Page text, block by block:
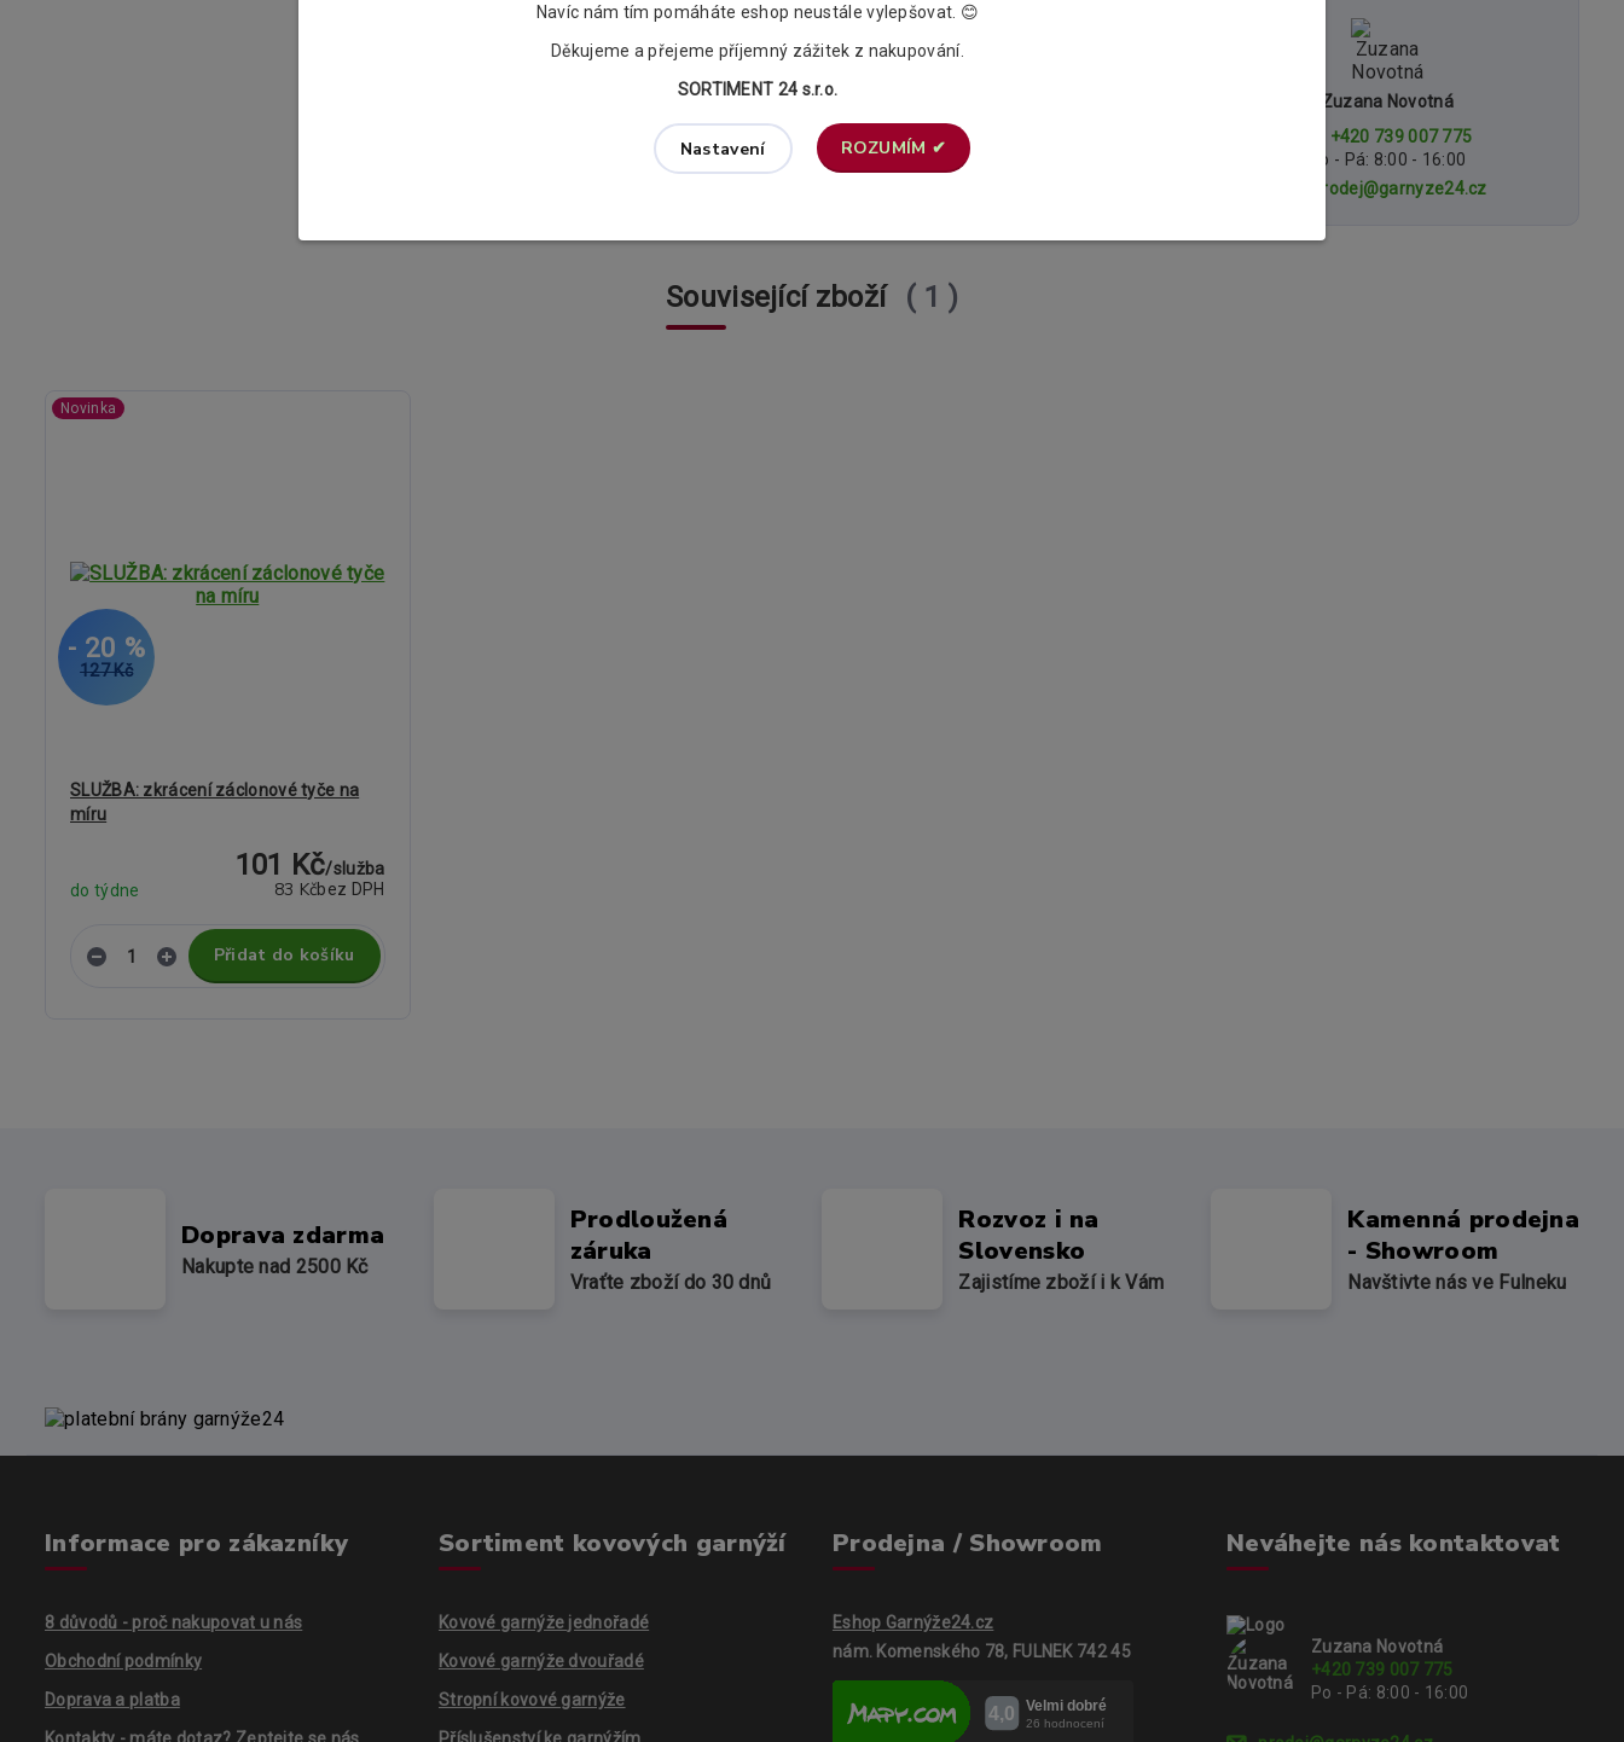
Zuzana Novotná
+420 739 007 775
Po - Pá: 8:00 - 16:00
prodej@garnyze24.cz
Související zboží 1
Novinka
127 Kč
- 20 %
SLUŽBA: zkrácení záclonové tyče na
míru
101 Kč/služba
83 Kčbez DPH
do týdne
Přidat do košíku
Doprava zdarma
Nakupte nad 2500 Kč
Prodloužená
záruka
Vraťte zboží do 30 dnů
Rozvoz i na
Slovensko
Zajistíme zboží i k Vám
Kamenná prodejna
- Showroom
Navštivte nás ve Fulneku
Informace pro zákazníky
8 důvodů - proč nakupovat u nás
Obchodní podmínky
Doprava a platba
Sortiment kovových garnýží
Kovové garnýže jednořadé
Kovové garnýže dvouřadé
Stropní kovové garnýže
Prodejna / Showroom
Eshop Garnýže24.cz
nám. Komenského 78, FULNEK 742 45
Neváhejte nás kontaktovat
Zuzana Novotná
+420 739 007 775
Po - Pá: 8:00 - 16:00
Navíc nám tím pomáháte eshop neustále vylepšovat. 😊
Děkujeme a přejeme příjemný zážitek z nakupování.
SORTIMENT 24 s.r.o.
Nastavení ROZUMÍM ✔